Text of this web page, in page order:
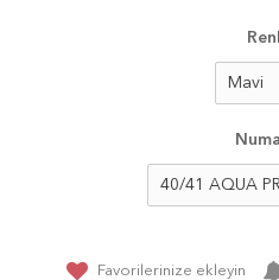
Favorilerinize ekleyin